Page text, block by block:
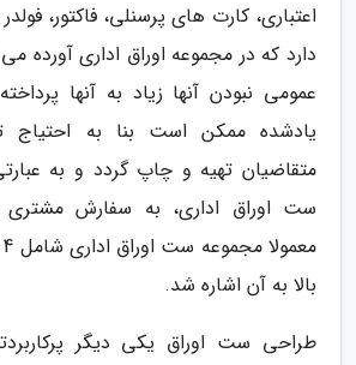
اعتباری، کارت های پرسنلی، فاکتور،
دارد که در مجموعه اوراق اداری آورده
عمومی نبودن آنها زیاد به آنها
یادشده ممکن است بنا به احتیاج
متقاضیان تهیه و چاپ گردد و به
ست اوراق اداری، به سفارش مشتری
بالا به آن اشاره شد.
طراحی ست اوراق یکی دیگر